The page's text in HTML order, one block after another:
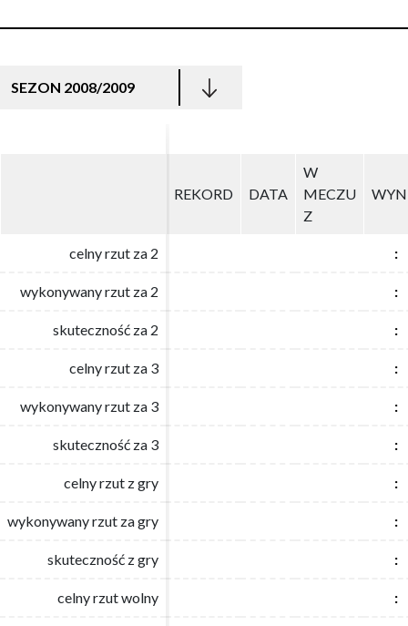
SEZON 2008/2009
REKORD DATA
W
MECZU
Z
celny rzut za 2 :
wykonywany rzut za 2 :
skuteczność za 2 :
celny rzut za 3 :
wykonywany rzut za 3 :
skuteczność za 3 :
celny rzut z gry :
wykonywany rzut za gry :
skuteczność z gry :
celny rzut wolny :
REKORD DATA
W
MECZU
Z
celny rzut za 2 :
wykonywany rzut za 2 :
skuteczność za 2 :
celny rzut za 3 :
wykonywany rzut za 3 :
skuteczność za 3 :
celny rzut z gry :
wykonywany rzut za gry :
skuteczność z gry :
celny rzut wolny :